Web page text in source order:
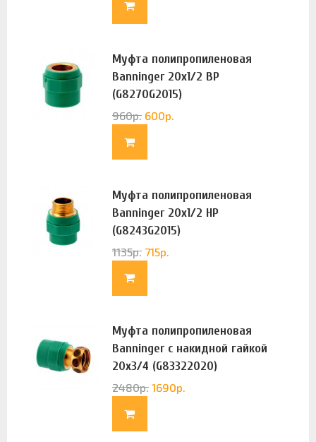
Муфта полипропиленовая
Banninger 20х1/2 ВР
(G8270G2015)
960р. 600р.
Муфта полипропиленовая
Banninger 20х1/2 НР
(G8243G2015)
1135р. 715р.
Муфта полипропиленовая
Banninger с накидной гайкой
20х3/4 (G83322020)
2480р. 1690р.